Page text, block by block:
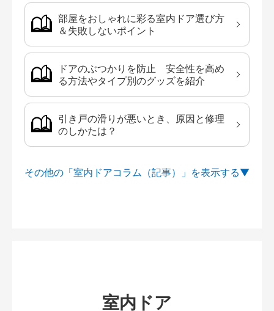
部屋をおしゃれに彩る室内ドア選び方
＆失敗しないポイント
ドアのぶつかりを防止 安全性を高め
る方法やタイプ別のグッズを紹介
引き戸の滑りが悪いとき、原因と修理
のしかたは？
その他の「室内ドアコラム（記事）」を
室内ドア